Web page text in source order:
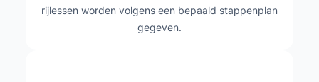
rijlessen worden volgens een bepaald stappenplan
gegeven.